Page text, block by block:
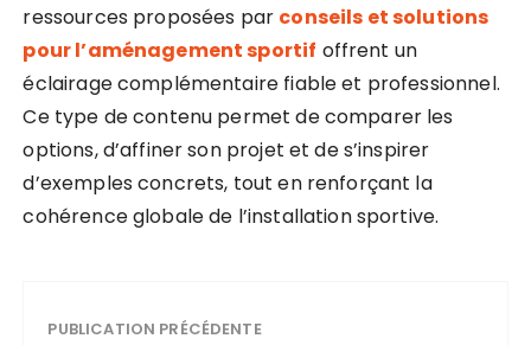
ressources proposées par conseils et solutions
pour l’aménagement sportif offrent un
éclairage complémentaire fiable et professionnel.
Ce type de contenu permet de comparer les
options, d’affiner son projet et de s’inspirer
d’exemples concrets, tout en renforçant la
cohérence globale de l’installation sportive.
PUBLICATION PRÉCÉDENTE